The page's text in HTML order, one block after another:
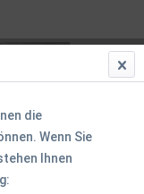
die
Wenn Sie
Ihnen